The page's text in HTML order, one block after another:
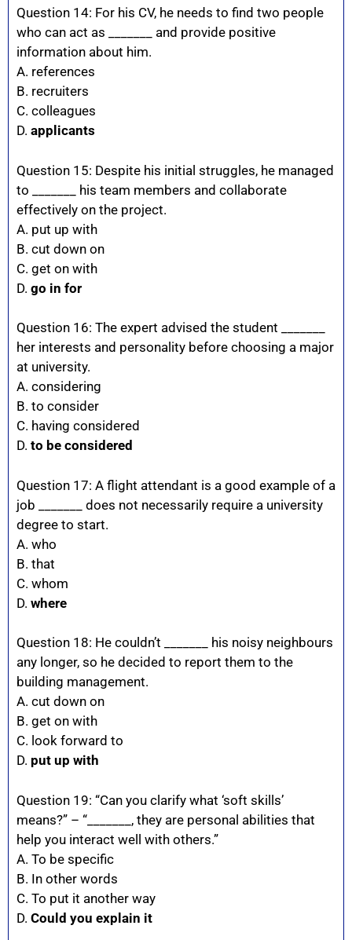
Question 14: For his CV, he needs to find two people
who can act as _______ and provide positive
information about him.
A. references
B. recruiters
C. colleagues
D. applicants
Question 15: Despite his initial struggles, he managed
to _______ his team members and collaborate
effectively on the project.
A. put up with
B. cut down on
C. get on with
D. go in for
Question 16: The expert advised the student _______
her interests and personality before choosing a major
at university.
A. considering
B. to consider
C. having considered
D. to be considered
Question 17: A flight attendant is a good example of a
job _______ does not necessarily require a university
degree to start.
A. who
B. that
C. whom
D. where
Question 18: He couldn’t _______ his noisy neighbours
any longer, so he decided to report them to the
building management.
A. cut down on
B. get on with
C. look forward to
D. put up with
Question 19: “Can you clarify what ‘soft skills’
means?” – “_______, they are personal abilities that
help you interact well with others.”
A. To be specific
B. In other words
C. To put it another way
D. Could you explain it